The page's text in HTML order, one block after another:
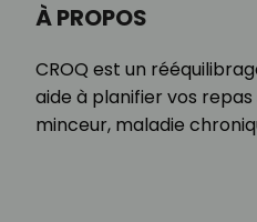
À PROPOS
CROQ est un
aide à planifier vos
minceur, maladie